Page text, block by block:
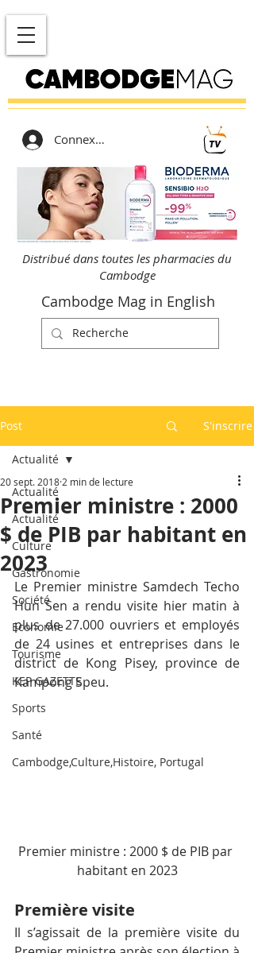
Connexion
Distribué dans toutes les pharmacies du
Cambodge
Cambodge Mag in English
Post S'inscrire
Actualité
Actualité
Culture
Gastronomie
Société
Economie
Tourisme
KEP GAZETTE
Sports
Santé
Cambodge,Culture,Histoire, Portugal
Actualité
Premier ministre : 2000
$ de PIB par habitant en
2023
20 sept. 2018 2 min de lecture
Le Premier ministre Samdech Techo
Hun Sen a rendu visite hier matin à
plus de 27.000 ouvriers et employés
de 24 usines et entreprises dans le
district de Kong Pisey, province de
Kampong Speu.
Premier ministre : 2000 $ de PIB par
habitant en 2023
Première visite
Il s’agissait de la première visite du